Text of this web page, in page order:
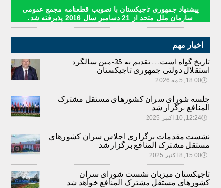
پیشنهاد جمهوری تاجیکستان با تصویب قطعنامه مجمع عمومی
سازمان ملل متحد از 21 دسامبر سال 2016 پذیرفته شد.
اخبار مهم
تاریخ گواه است… تقدیم به 35-مین سالگرد
استقلال دولتی جمهوری تاجیکستان
🕔18:00, 5.مه 2026
جلسه شورای سران کشورهای مستقل مشترک
المنافع برگزار شد
🕔12:24, 10.اکتبر 2025
نشست مقدمات برگزاری اجلاس سران کشورهای
مستقل مشترک المنافع برگزار شد
🕔15:00, 8.اکتبر 2025
تاجیکستان میزبان نشست شورای سران
کشورهای مستقل مشترک المنافع خواهد شد